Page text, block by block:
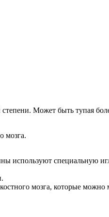
Может быть тупая
мозга.
используют специальную
мозга, которые